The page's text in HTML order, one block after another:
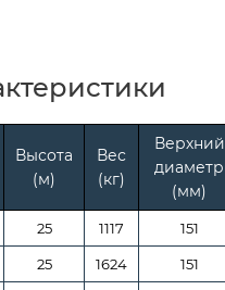
Высота
(м)
Вес
(кг)
Верхний
диаметр
(мм)
25 1117 151
25 1624 151